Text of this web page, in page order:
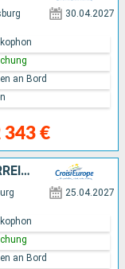
30.04.2027
343 €
an Bord
FRANKREICH, DEUTSCHLAND, ÖSTERREICH, UNGARN
25.04.2027
an Bord